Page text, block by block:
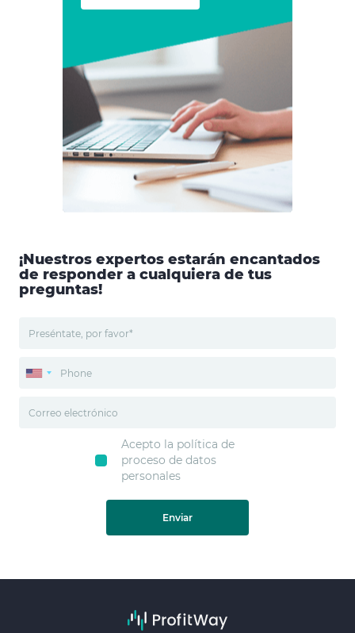
¡Nuestros expertos estarán encantados
de responder a cualquiera de tus
preguntas!
Acepto la política de
proceso de datos
personales
Enviar